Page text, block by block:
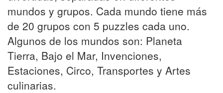
mundos y grupos. Cada mundo tiene más
de 20 grupos con 5 puzzles cada uno.
Algunos de los mundos son: Planeta
Tierra, Bajo el Mar, Invenciones,
Estaciones, Circo, Transportes y Artes
culinarias.